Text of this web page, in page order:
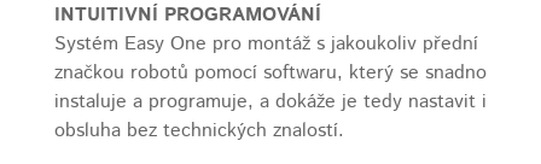
INTUITIVNÍ PROGRAMOVÁNÍ
Systém Easy One pro montáž s jakoukoliv přední
značkou robotů pomocí softwaru, který se snadno
instaluje a programuje, a dokáže je tedy nastavit i
obsluha bez technických znalostí.